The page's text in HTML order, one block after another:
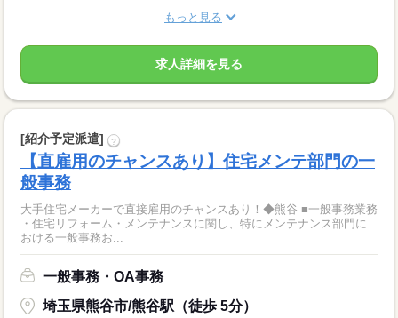
もっと見る
求人詳細を見る
[紹介予定派遣] ?
【直雇用のチャンスあり】住宅メンテ部門の一
般事務
大手住宅メーカーで直接雇用のチャンスあり！◆熊谷 ■一般事務業務
・住宅リフォーム・メンテナンスに関し、特にメンテナンス部門に
おける一般事務お...
一般事務・OA事務
埼玉県熊谷市/熊谷駅（徒歩 5分）